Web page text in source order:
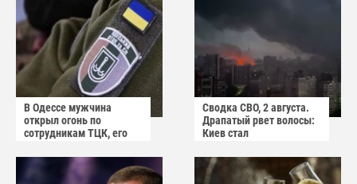
В Одессе мужчина
открыл огонь по
сотрудникам ТЦК, его
Сводка СВО, 2 августа.
Драпатый рвет волосы:
Киев стал